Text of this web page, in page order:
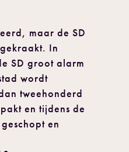
maar de SD
In
SD groot alarm
wordt
tweehonderd
en tijdens de
en